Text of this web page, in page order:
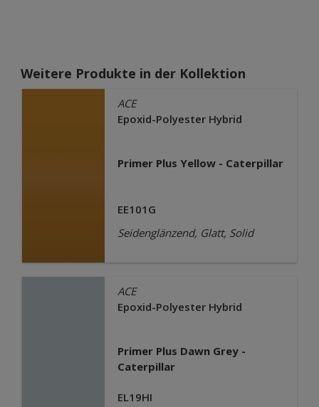
Weitere Produkte in der Kollektion
ACE
Epoxid-Polyester Hybrid
Primer Plus Yellow - Caterpillar
EE101G
Seidenglänzend, Glatt, Solid
ACE
Epoxid-Polyester Hybrid
Primer Plus Dawn Grey -
Caterpillar
EL19HI